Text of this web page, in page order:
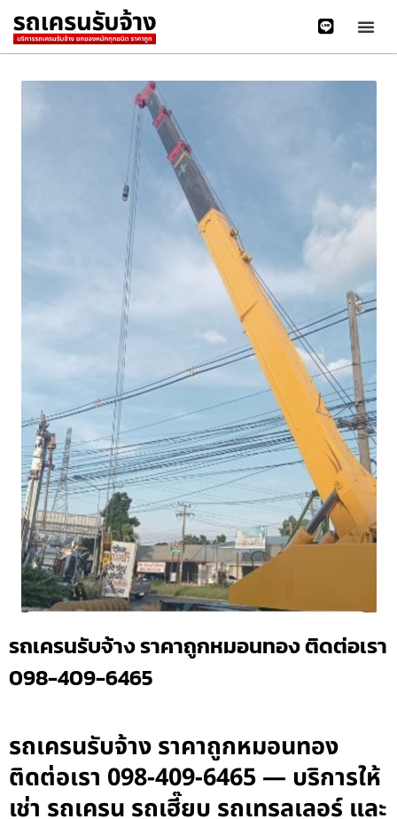
รถเครนรับจ้าง ราคาถูกหมอนทอง ติดต่อเรา
098-409-6465
รถเครนรับจ้าง ราคาถูกหมอนทอง
ติดต่อเรา 098-409-6465 — บริการให้
เช่า รถเครน รถเฮี๊ยบ รถเทรลเลอร์ และ